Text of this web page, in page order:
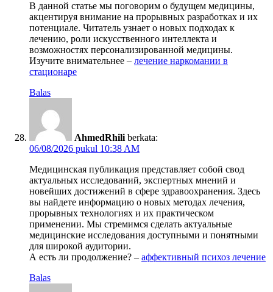
В данной статье мы поговорим о будущем медицины,
акцентируя внимание на прорывных разработках и их
потенциале. Читатель узнает о новых подходах к
лечению, роли искусственного интеллекта и
возможностях персонализированной медицины.
Изучите внимательнее – лечение наркомании в
стационаре
Balas
AhmedRhili berkata:
06/08/2026 pukul 10:38 AM
Медицинская публикация представляет собой свод
актуальных исследований, экспертных мнений и
новейших достижений в сфере здравоохранения. Здесь
вы найдете информацию о новых методах лечения,
прорывных технологиях и их практическом
применении. Мы стремимся сделать актуальные
медицинские исследования доступными и понятными
для широкой аудитории.
А есть ли продолжение? – аффективный психоз лечение
Balas